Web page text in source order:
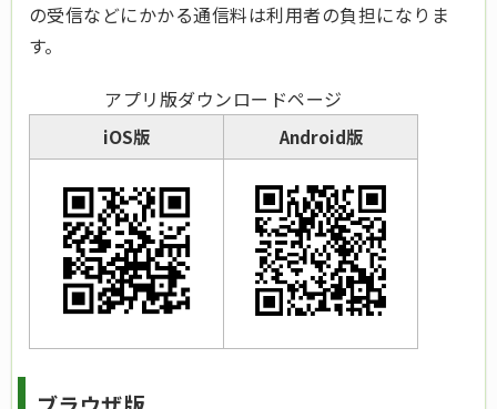
の受信などにかかる通信料は利用者の負担になりま
す。
アプリ版ダウンロードページ
iOS版 Android版